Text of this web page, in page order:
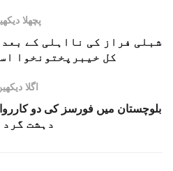
پچھلا
شبلی فراز کی نااہلی کے
کل خیبرپختونخوا
اگلا
دہشت گرد